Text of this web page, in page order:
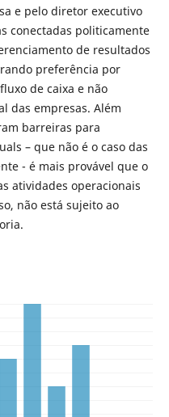
e pelo diretor executivo
conectadas politicamente
de resultados
preferência por
de caixa e não
das empresas. Além
barreiras para
– que não é o caso das
- é mais provável que o
atividades operacionais
não está sujeito ao